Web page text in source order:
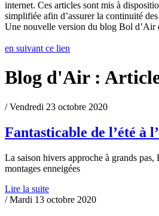
internet. Ces articles sont mis à
simplifiée afin d’assurer la continuité
Une nouvelle version du blog Bol d’Air
en suivant ce lien
Blog d'Air :
/ Vendredi 23 octobre 2020
Fantasticable de l’été à
La saison hivers approche à grands pas,
montages enneigées
Lire la suite
/ Mardi 13 octobre 2020